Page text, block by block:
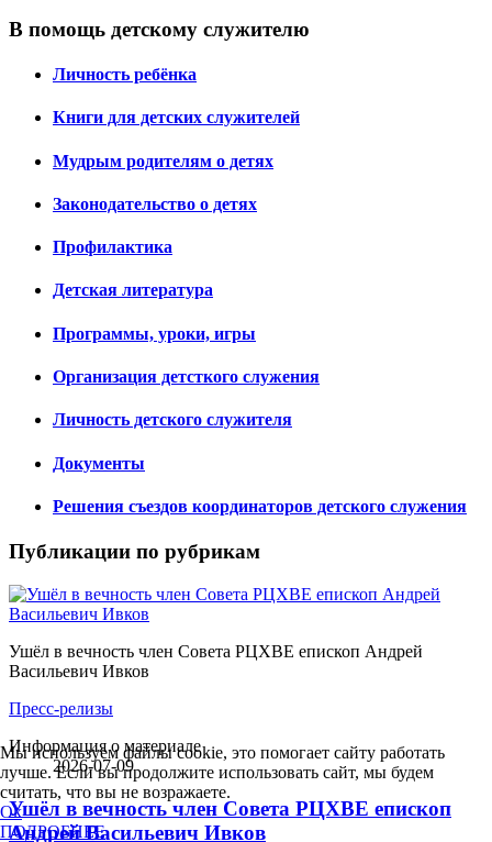
В помощь детскому служителю
Личность ребёнка
Книги для детских служителей
Мудрым родителям о детях
Законодательство о детях
Профилактика
Детская литература
Программы, уроки, игры
Организация детсткого служения
Личность детского служителя
Документы
Решения съездов координаторов детского служения
Публикации по рубрикам
Ушёл в вечность член Совета РЦХВЕ епископ Андрей
Васильевич Ивков
Пресс-релизы
Информация о материале
2026-07-09
Ушёл в вечность член Совета РЦХВЕ епископ
Андрей Васильевич Ивков
Мы используем файлы cookie, это помогает сайту работать
лучше. Если вы продолжите использовать сайт, мы будем
считать, что вы не возражаете.
Ok
ПОДРОБНЕЕ